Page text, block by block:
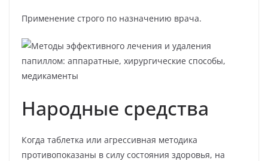
Применение строго по назначению врача.
Народные средства
Когда таблетка или агрессивная методика
противопоказаны в силу состояния здоровья, на